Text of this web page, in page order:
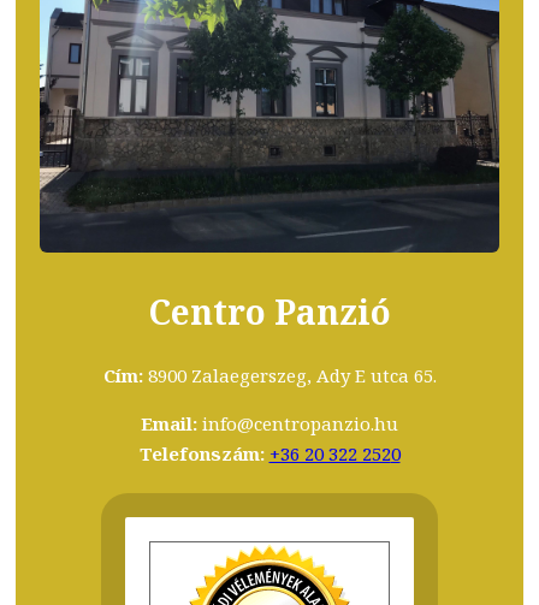
Centro Panzió
Cím:8900 Zalaegerszeg, Ady E utca 65.
Email: info@centropanzio.hu
Telefonszám: +36 20 322 2520